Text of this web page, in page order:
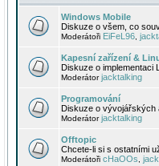
Windows Mobile
Diskuze o všem, co
Moderátoři EiFeL96
Kapesní zařízení &
Diskuze o implementaci
Moderátorjacktalking
Programování
Diskuze o vývojářských
Moderátorjacktalking
Offtopic
Chcete-li si s ostatními
Moderátoři cHaOOs